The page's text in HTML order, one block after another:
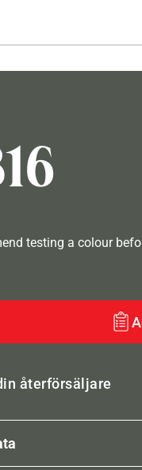
testing a colour
återförsäljare